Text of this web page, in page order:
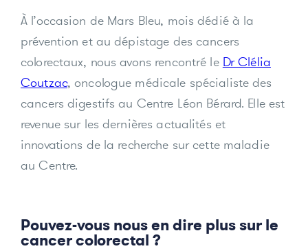
À l’occasion de Mars Bleu, mois dédié à la
prévention et au dépistage des cancers
colorectaux, nous avons rencontré le Dr Clélia
Coutzac, oncologue médicale spécialiste des
cancers digestifs au Centre Léon Bérard. Elle est
revenue sur les dernières actualités et
innovations de la recherche sur cette maladie
au Centre.
Pouvez-vous nous en dire plus sur le
cancer colorectal ?